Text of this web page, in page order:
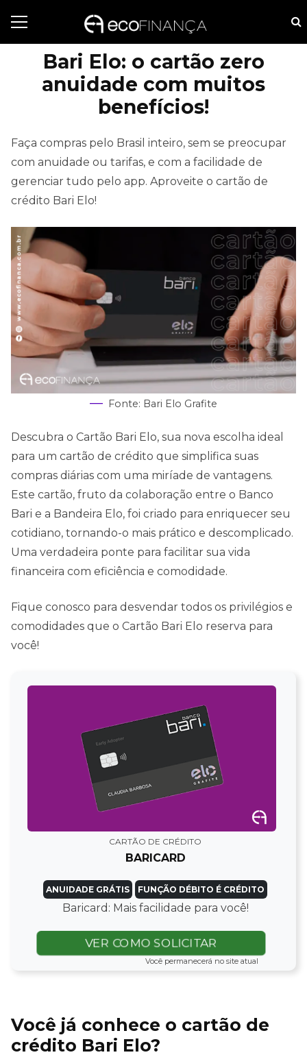
Bari Elo: o cartão zero
anuidade com muitos
benefícios!
Faça compras pelo Brasil inteiro, sem se preocupar
com anuidade ou tarifas, e com a facilidade de
gerenciar tudo pelo app. Aproveite o cartão de
crédito Bari Elo!
Fonte: Bari Elo Grafite
Descubra o Cartão Bari Elo, sua nova escolha ideal
para um cartão de crédito que simplifica suas
compras diárias com uma miríade de vantagens.
Este cartão, fruto da colaboração entre o Banco
Bari e a Bandeira Elo, foi criado para enriquecer seu
cotidiano, tornando-o mais prático e descomplicado.
Uma verdadeira ponte para facilitar sua vida
financeira com eficiência e comodidade.
Fique conosco para desvendar todos os privilégios e
comodidades que o Cartão Bari Elo reserva para
você!
CARTÃO DE CRÉDITO
BARICARD
ANUIDADE GRÁTIS FUNÇÃO DÉBITO É CRÉDITO
Baricard: Mais facilidade para você!
VER COMO SOLICITAR
Você permanecerá no site atual
Você já conhece o cartão de
crédito Bari Elo?